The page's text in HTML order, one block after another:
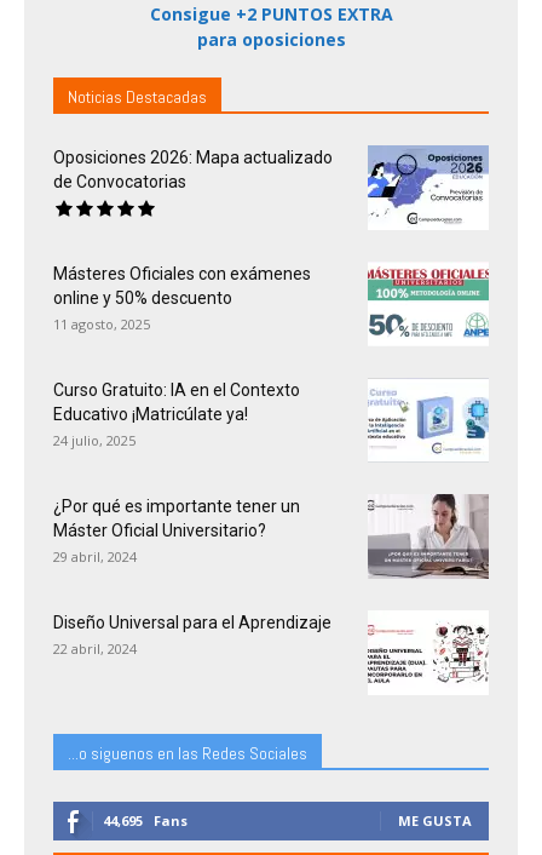
Consigue +2 PUNTOS EXTRA
para oposiciones
Noticias Destacadas
Oposiciones 2026: Mapa actualizado
de Convocatorias
Másteres Oficiales con exámenes
online y 50% descuento
11 agosto, 2025
Curso Gratuito: IA en el Contexto
Educativo ¡Matricúlate ya!
24 julio, 2025
¿Por qué es importante tener un
Máster Oficial Universitario?
29 abril, 2024
Diseño Universal para el Aprendizaje
22 abril, 2024
...o siguenos en las Redes Sociales
44,695 Fans ME GUSTA